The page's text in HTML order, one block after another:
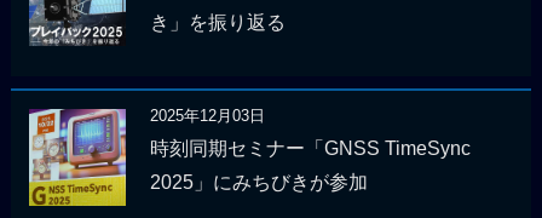
き」を振り返る
2025年12月03日
時刻同期セミナー「GNSS TimeSync
2025」にみちびきが参加